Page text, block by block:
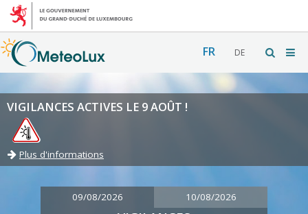
FR DE
VIGILANCES ACTIVES LE 9 AOÛT !
Plus d'informations
09/08/2026 10/08/2026